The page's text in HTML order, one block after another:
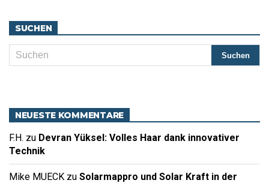
SUCHEN
NEUESTE KOMMENTARE
F.H. zu Devran Yüksel: Volles Haar dank innovativer
Technik
Mike MUECK zu Solarmappro und Solar Kraft in der